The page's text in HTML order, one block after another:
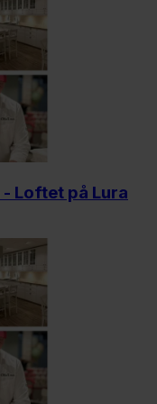
Loftet på Lura